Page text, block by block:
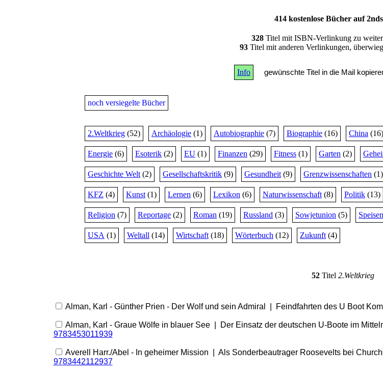
414 kostenlose Bücher auf
328 Titel mit ISBN-Verlinkung zu
93Titel mit anderen Verlinkungen,
Info gewünschte Titel in die Mail
noch versiegelte Bücher
2.Weltkrieg (52) Archäologie (1) Autobiographie (7) Biographie (16) China (16)
Energie (6) Esoterik (2) EU (1) Finanzen (29) Fitness (1) Garten (2)
Geschichte Welt (2) Gesellschaftskritik (9) Gesundheit (9) Grenzwissenschaften (1)
KFZ (4) Kunst (1) Lernen (6) Lexikon (6) Naturwissenschaft (8) Politik (13)
Religion (7) Reportage (2) Roman (19) Russland (3) Sowjetunion (5)
USA (1) Weltall (14) Wirtschaft (18) Wörterbuch (12) Zukunft (4)
52Titel 2.Weltkrieg
Alman, Karl - Günther Prien - Der Wolf und sein Admiral | Feindfahrten des U Boot
Alman, Karl - Graue Wölfe in blauer See | Der Einsatz der deutschen U-Boote im
9783453011939
Averell Harr./Abel - In geheimer Mission | Als Sonderbeautrager Roosevelts bei
9783442112937